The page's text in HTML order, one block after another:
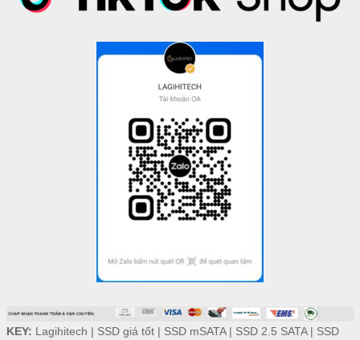
KEY: Lagihitech | SSD giá tốt| SSD mSATA| SSD 2.5 SATA| SSD